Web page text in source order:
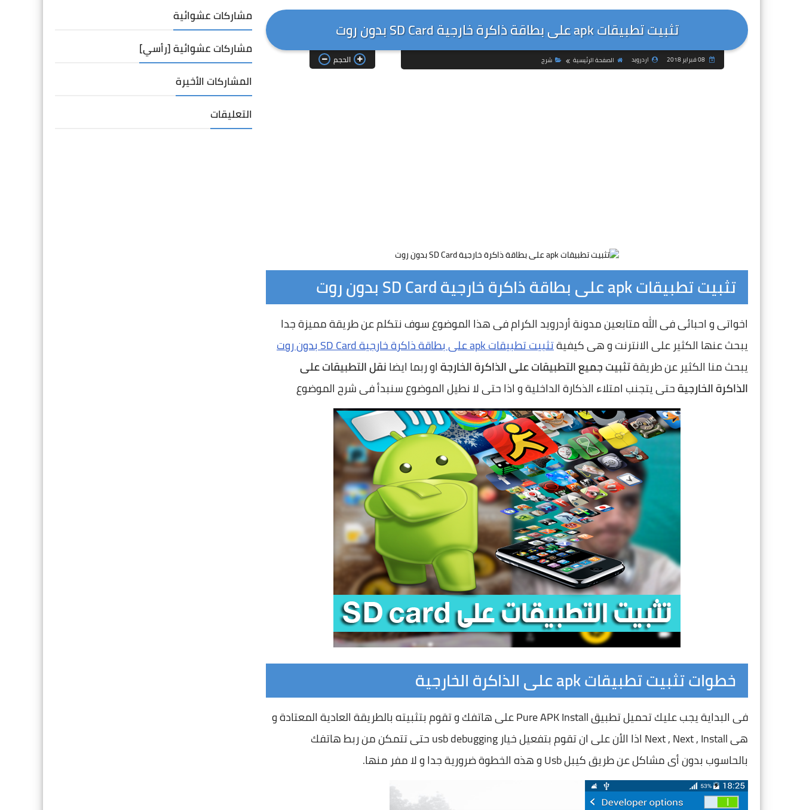
تثبيت تطبيقات apk على بطاقة ذاكرة خارجية SD Card بدون روت
08 فبراير 2018 اردرويد الصفحة الرئيسية شرح الحجم
تثبيت تطبيقات apk على بطاقة ذاكرة خارجية SD Card بدون روت
اخواتى و احبائى فى الله متابعين مدونة أردرويد الكرام فى هذا الموضوع سوف نتكلم عن طريقة مميزة جدا
يبحث عنها الكثير على الانترنت و هى كيفيةتثبيت تطبيقات apk على بطاقة ذاكرة خارجية SD Card بدون روت
يبحث منا الكثير عن طريقةتثبيت جميع التطبيقات على الذاكرة الخارجةاو ربما ايضانقل التطبيقات على
الذاكرة الخارجيةحتى يتجنب امتلاء الذكارة الداخلية و اذا حتى لا نطيل الموضوع سنبدأ فى شرح الموضوع
خطوات تثبيت تطبيقات apk على الذاكرة الخارجية
فى البداية يجب عليك تحميل تطبيق Pure APK Install على هاتفك و تقوم بتثبيته بالطريقة العادية المعتادة و
هى Next , Next , Install اذا الأن على ان تقوم بتفعيل خيار usb debugging حتى تتمكن من ربط هاتفك
بالحاسوب بدون أى مشاكل عن طريق كيبل Usb و هذه الخطوة ضرورية جدا و لا مفر منها.
مشاركات عشوائية
مشاركات عشوائية [رأسي]
المشاركات الأخيرة
التعليقات